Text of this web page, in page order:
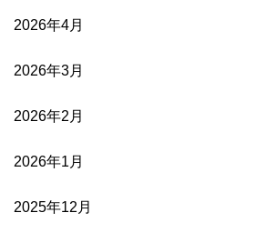
2026年4月
2026年3月
2026年2月
2026年1月
2025年12月